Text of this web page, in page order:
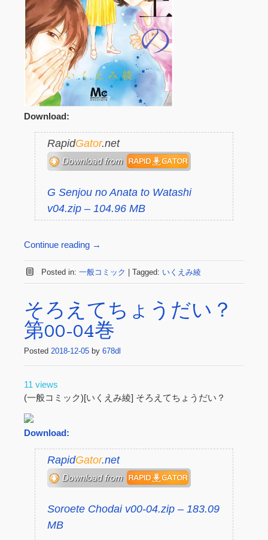
Download:
RapidGator.net
G Senjou no Anata to Watashi
v04.zip – 104.96 MB
Continue reading →
Posted in: 一般コミック Tagged: いくえみ綾
そろえてちょうだい？
第00-04巻
Posted 2018-12-05 by 678dl
11 views
(一般コミック)[いくえみ綾] そろえてちょうだい？
Download:
RapidGator.net
Soroete Chodai v00-04.zip – 183.09
MB